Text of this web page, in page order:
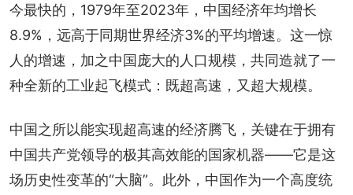
今最快的，1979年至2023年，中国经济年均增长
8.9%，远高于同期世界经济3%的平均增速。这一惊
人的增速，加之中国庞大的人口规模，共同造就了一
种全新的工业起飞模式：既超高速，又超大规模。
中国之所以能实现超高速的经济腾飞，关键在于拥有
中国共产党领导的极其高效能的国家机器——它是这
场历史性变革的“大脑”。此外，中国作为一个高度统